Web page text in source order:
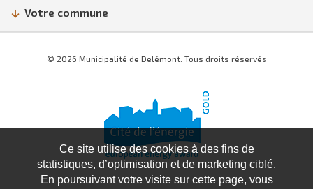
Votre commune
© 2026 Municipalité de Delémont. Tous droits réservés
Ce site utilise des cookies à des fins de
statistiques, d’optimisation et de marketing ciblé.
En poursuivant votre visite sur cette page, vous